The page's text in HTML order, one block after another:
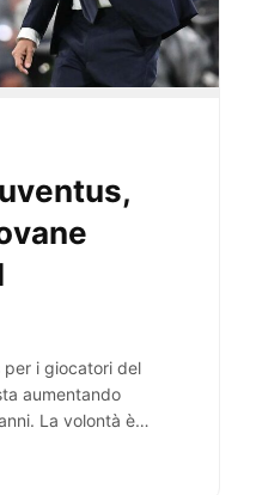
per i giocatori del
aumentando
La volontà è